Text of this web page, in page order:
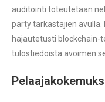
auditointi toteutetaan
party tarkastajien avulla.
hajautetusti blockchain-
tulostiedoista avoimen